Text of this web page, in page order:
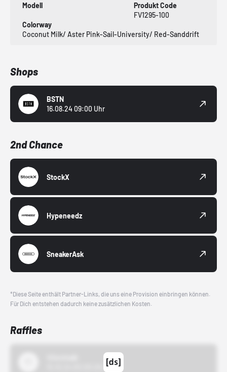
Modell
Produkt Code
FV1295-100
Colorway
Coconut Milk/ Aster Pink-Sail-University/ Red-Sanddrift
Shops
BSTN
16.08.24 09:00 Uhr
2nd Chance
StockX
Hypeneedz
SneakerAsk
*Diese Seite enthält Partner-Links, die uns eine Provision einbringen können.
Für Dich entstehen dadurch keine zusätzlichen Kosten.
Raffles